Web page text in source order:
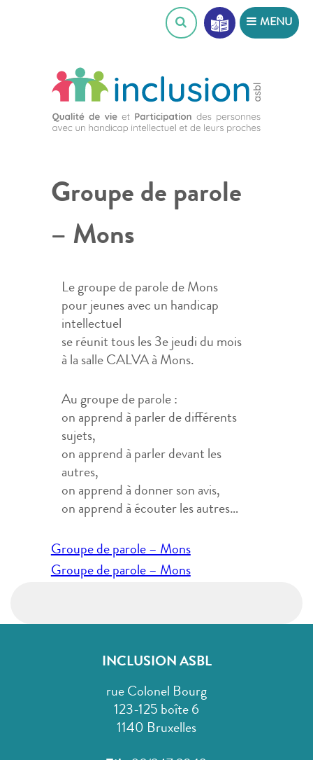
MENU
Groupe de parole
– Mons
Le groupe de parole de Mons
pour jeunes avec un handicap
intellectuel
se réunit tous les 3e jeudi du mois
à la salle CALVA à Mons.
Au groupe de parole :
on apprend à parler de différents
sujets,
on apprend à parler devant les
autres,
on apprend à donner son avis,
on apprend à écouter les autres…
Navigation
de
Groupe de parole – Mons
Groupe de parole – Mons
INCLUSION ASBL
rue Colonel Bourg
123-125 boîte 6
1140 Bruxelles